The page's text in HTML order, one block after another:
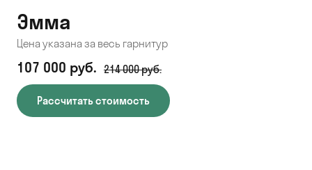
Эмма
Цена указана за весь гарнитур
107 000 руб. 214 000 руб.
Рассчитать стоимость